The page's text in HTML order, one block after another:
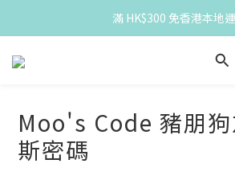
滿 HK$300 免香港本地
滿 HK$300 免香港本地
Spend HK$300 for free HK
Moo's Code 豬朋
斯密碼